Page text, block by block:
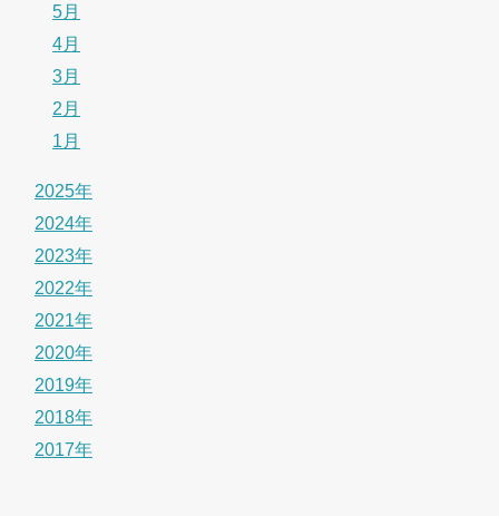
5月
4月
3月
2月
1月
2025年
2024年
2023年
2022年
2021年
2020年
2019年
2018年
2017年